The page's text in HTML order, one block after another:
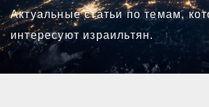
Актуальные статьи по темам,
интересуют израильтян.